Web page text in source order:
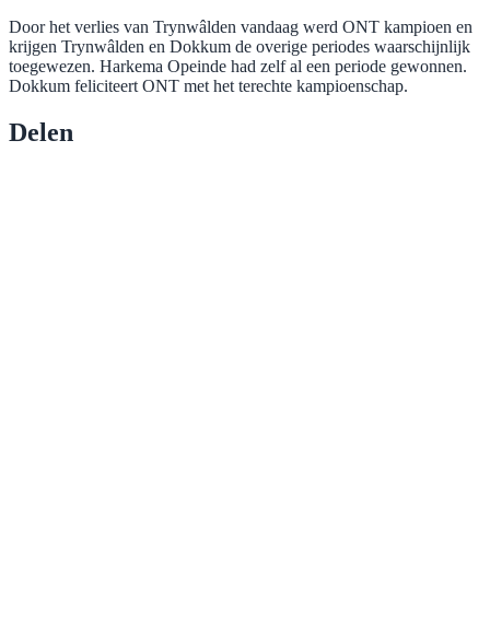
Door het verlies van Trynwâlden vandaag werd ONT kampioen en
krijgen Trynwâlden en Dokkum de overige periodes waarschijnlijk
toegewezen. Harkema Opeinde had zelf al een periode gewonnen.
Dokkum feliciteert ONT met het terechte kampioenschap.
Delen